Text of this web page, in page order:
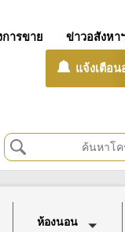
ารขาย ข่าวอสังหา
แจ้งเตือน
ห้องนอน